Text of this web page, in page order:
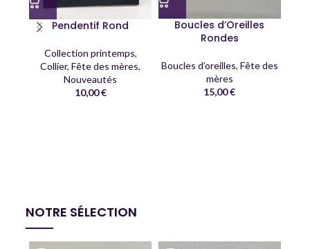
Pendentif Rond
Collection printemps,
Collier,Fête des mères,
Nouveautés
10,00€
Boucles d’Oreilles
Rondes
Boucles d’oreilles, Fête des
mères
15,00€
NOTRE SÉLECTION